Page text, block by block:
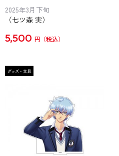
2025年3月下旬
（七ツ森 実）
5,500 円